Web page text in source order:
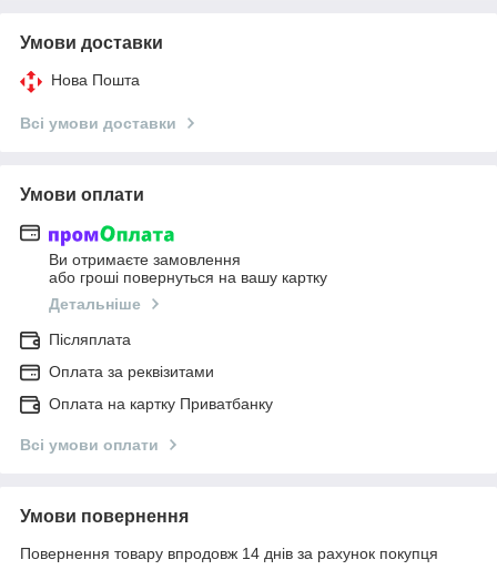
Умови доставки
Нова Пошта
Всі умови доставки
Умови оплати
Ви отримаєте замовлення
або гроші повернуться на вашу картку
Детальніше
Післяплата
Оплата за реквізитами
Оплата на картку Приватбанку
Всі умови оплати
Умови повернення
Повернення товару впродовж 14 днів за рахунок покупця